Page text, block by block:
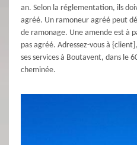
an. Selon la réglementation, ils
agréé. Un ramoneur agréé peut
de ramonage. Une amende est à
pas agréé. Adressez-vous à
ses services à Boutavent, dans le
cheminée.